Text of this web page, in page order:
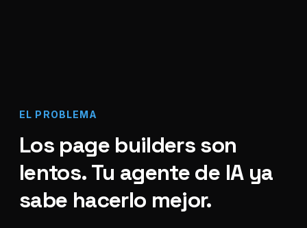
EL PROBLEMA
Los page builders son
lentos. Tu agente de IA ya
sabe hacerlo mejor.